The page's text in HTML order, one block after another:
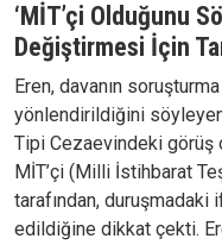
‘MİT’çi Olduğunu
Değiştirmesi İçin
Eren, davanın
yönlendirildiğini
Tipi Cezaevindeki görüş
MİT’çi (Milli İstihbarat
tarafından,
edildiğine dikkat çekti.